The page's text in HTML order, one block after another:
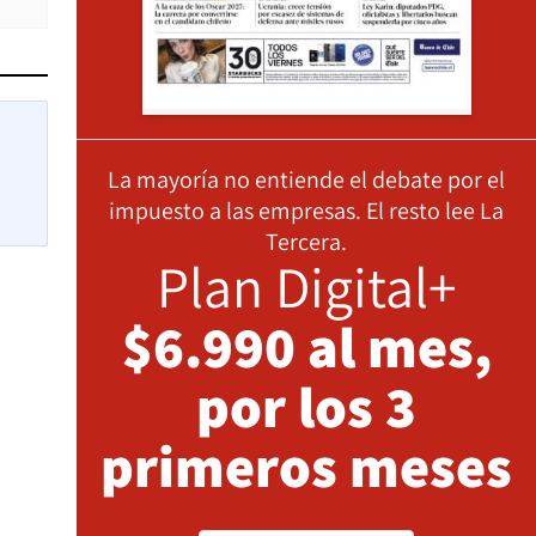
La mayoría no entiende el debate por el
impuesto a las empresas. El resto lee La
Tercera.
Plan Digital+
$6.990 al mes,
por los 3
primeros meses